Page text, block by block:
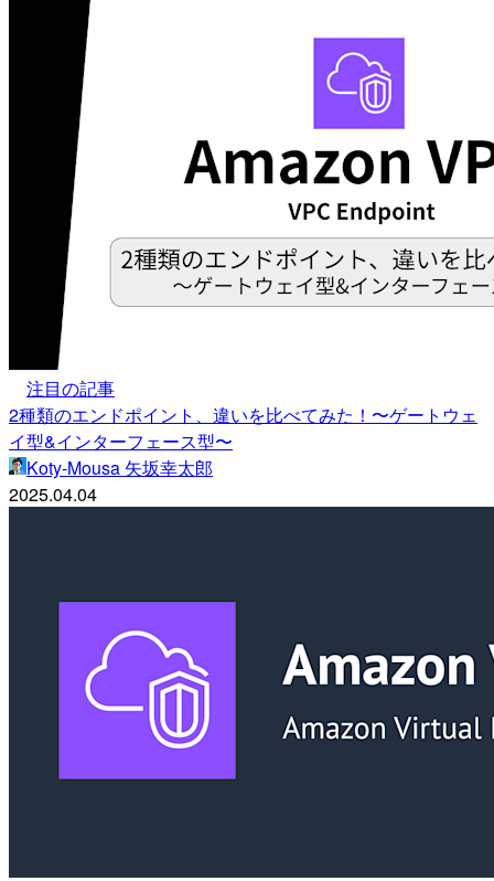
注目の記事
2種類のエンドポイント、違いを比べてみた！〜ゲートウェ
イ型&インターフェース型〜
Koty-Mousa 矢坂幸太郎
2025.04.04